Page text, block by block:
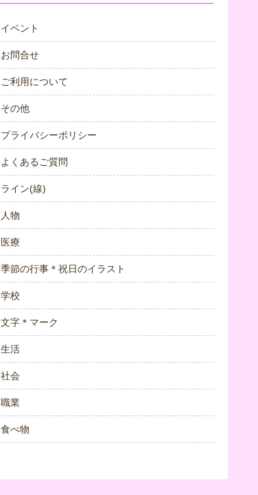
イベント
お問合せ
ご利用について
その他
プライバシーポリシー
よくあるご質問
ライン(線)
人物
医療
季節の行事＊祝日のイラスト
学校
文字＊マーク
生活
社会
職業
食べ物